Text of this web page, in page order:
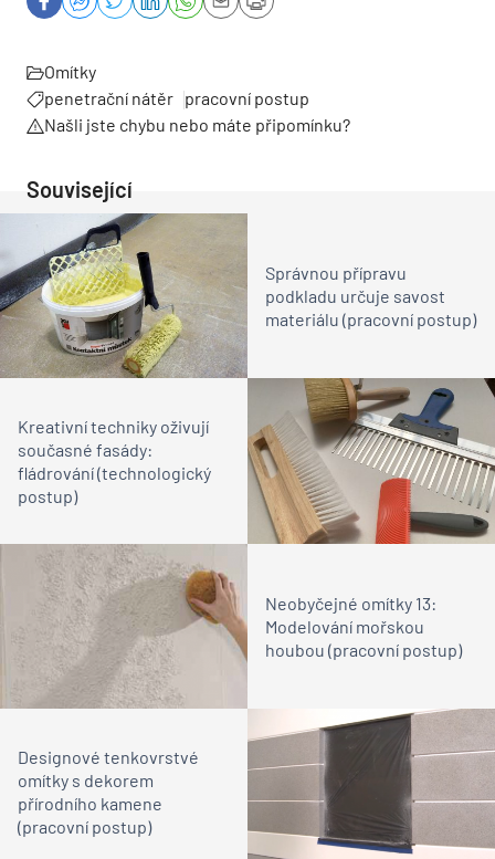
Omítky
penetrační nátěr pracovní postup
Našli jste chybu nebo máte připomínku?
Související
Správnou přípravu
podkladu určuje savost
materiálu (pracovní postup)
Kreativní techniky oživují
současné fasády:
fládrování (technologický
postup)
Neobyčejné omítky 13:
Modelování mořskou
houbou (pracovní postup)
Designové tenkovrstvé
omítky s dekorem
přírodního kamene
(pracovní postup)